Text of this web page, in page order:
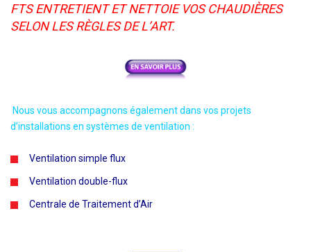
FTS ENTRETIENT ET NETTOIE VOS CHAUDIÈRES
SELON LES RÈGLES DE L’ART.
Nous vous accompagnons également dans vos projets
d’installations en systèmes de ventilation :
Ventilation simple flux
Ventilation double-flux
Centrale de Traitement d’Air